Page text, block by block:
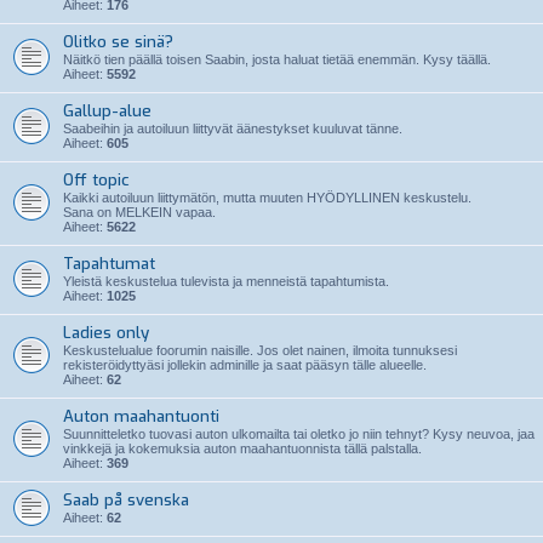
Aiheet: 176
Olitko se sinä?
Näitkö tien päällä toisen Saabin, josta haluat tietää enemmän. Kysy täällä.
Aiheet: 5592
Gallup-alue
Saabeihin ja autoiluun liittyvät äänestykset kuuluvat tänne.
Aiheet: 605
Off topic
Kaikki autoiluun liittymätön, mutta muuten HYÖDYLLINEN keskustelu.
Sana on MELKEIN vapaa.
Aiheet: 5622
Tapahtumat
Yleistä keskustelua tulevista ja menneistä tapahtumista.
Aiheet: 1025
Ladies only
Keskustelualue foorumin naisille. Jos olet nainen, ilmoita tunnuksesi
rekisteröidyttyäsi jollekin adminille ja saat pääsyn tälle alueelle.
Aiheet: 62
Auton maahantuonti
Suunnitteletko tuovasi auton ulkomailta tai oletko jo niin tehnyt? Kysy neuvoa, jaa
vinkkejä ja kokemuksia auton maahantuonnista tällä palstalla.
Aiheet: 369
Saab på svenska
Aiheet: 62